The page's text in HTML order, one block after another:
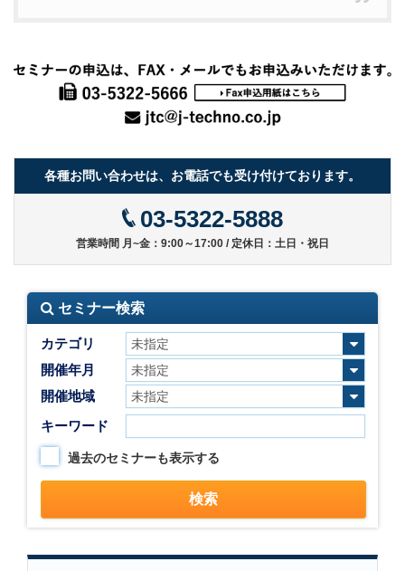
各種お問い合わせは、お電話でも受け付けております。
03-5322-5888
営業時間 月~金：9:00～17:00 / 定休日：土日・祝日
セミナー検索
カテゴリ
開催年月
開催地域
キーワード
過去のセミナーも表示する